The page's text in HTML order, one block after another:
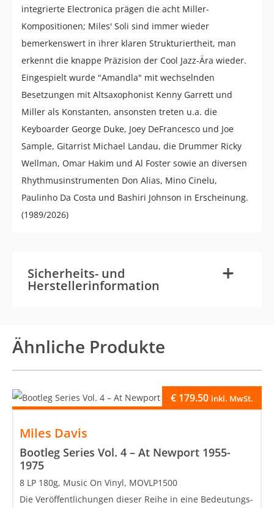
integrierte Electronica prägen die acht Miller-
Kompositionen; Miles' Soli sind immer wieder
bemerkenswert in ihrer klaren Strukturiertheit, man
erkennt die knappe Präzision der Cool Jazz-Ära wieder.
Eingespielt wurde "Amandla" mit wechselnden
Besetzungen mit Altsaxophonist Kenny Garrett und
Miller als Konstanten, ansonsten treten u.a. die
Keyboarder George Duke, Joey DeFrancesco und Joe
Sample, Gitarrist Michael Landau, die Drummer Ricky
Wellman, Omar Hakim und Al Foster sowie an diversen
Rhythmusinstrumenten Don Alias, Mino Cinelu,
Paulinho Da Costa und Bashiri Johnson in Erscheinung.
(1989/2026)
Sicherheits- und
Herstellerinformation +
-
Ähnliche Produkte
Miles Davis
Bootleg Series Vol. 4 – At Newport 1955-
1975
€ 179.50 inkl. MwSt.
8 LP 180g, Music On Vinyl, MOVLP1500
Die Veröffentlichungen dieser Reihe in eine Bedeutungs-